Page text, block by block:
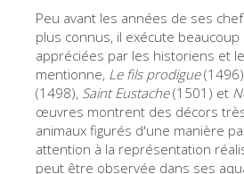
la Basilique de
Réserver
Réserver une
Les billets coupe-
FR
Peu avant les années de ses
plus connus, il exécute
appréciées par les historiens et
mentionne, Le fils prodigue
(1498), Saint Eustache(1501) et
œuvres montrent des décors
animaux figurés d'une manière
attention à la représentation
peut être observée dans ses